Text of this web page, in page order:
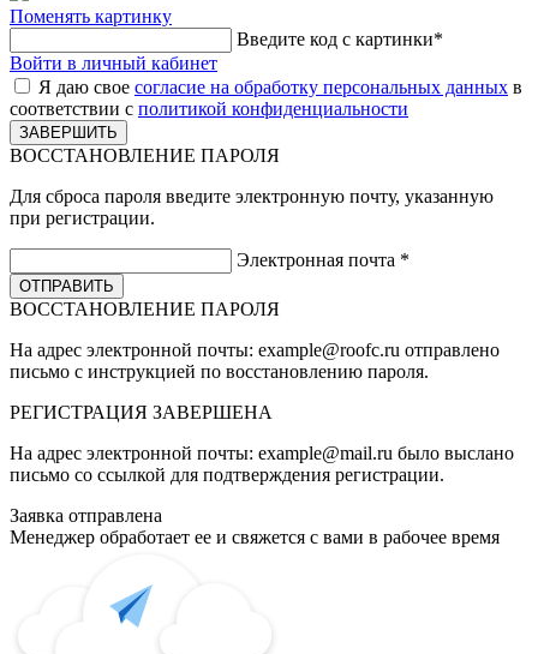
Поменять картинку
Введите код с картинки*
Войти в личный кабинет
Я даю свое согласие на обработку персональных данных в
соответствии с политикой конфиденциальности
ВОССТАНОВЛЕНИЕ ПАРОЛЯ
Для сброса пароля введите электронную почту, указанную
при регистрации.
Электронная почта *
ВОССТАНОВЛЕНИЕ ПАРОЛЯ
На адрес электронной почты: example@roofc.ru отправлено
письмо с инструкцией по восстановлению пароля.
РЕГИСТРАЦИЯ ЗАВЕРШЕНА
На адрес электронной почты: example@mail.ru было выслано
письмо со ссылкой для подтверждения регистрации.
Заявка отправлена
Менеджер обработает ее и свяжется с вами в рабочее время